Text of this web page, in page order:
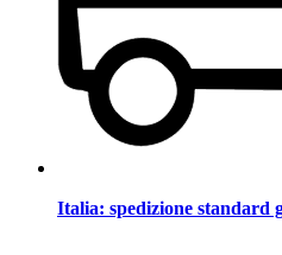
Italia: spedizione standard